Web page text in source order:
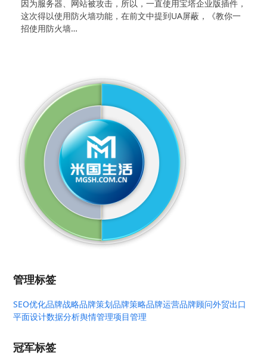
因为服务器、网站被攻击，所以，一直使用宝塔企业版插件，
这次得以使用防火墙功能，在前文中提到UA屏蔽，《教你一
招使用防火墙…
管理标签
SEO优化品牌战略品牌策划品牌策略品牌运营品牌顾问外贸出口
平面设计数据分析舆情管理项目管理
冠军标签